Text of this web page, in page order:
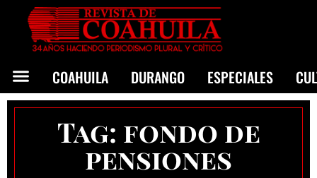
COAHUILA DURANGO ESPECIALES
Tag: fondo de
pensiones